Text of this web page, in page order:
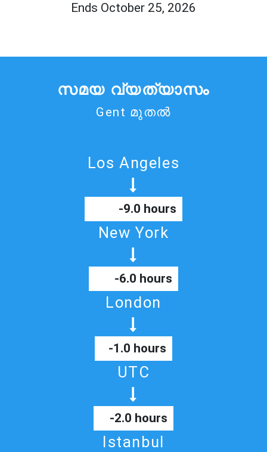
Ends October 25, 2026
സമയ വ്യത്യാസം
Gent മുതൽ
Los Angeles
-9.0 hours
New York
-6.0 hours
London
-1.0 hours
UTC
-2.0 hours
Istanbul